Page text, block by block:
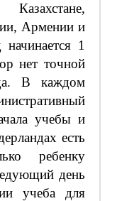
Армении и
1
нет точной
В каждом
учебы и
есть
ребенку
день
учеба для